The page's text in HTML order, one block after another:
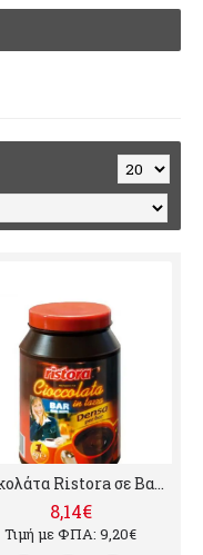
Σοκολάτα Ristora σε Βαρέλι 1000g
8,14€
Τιμή με ΦΠΑ: 9,20€